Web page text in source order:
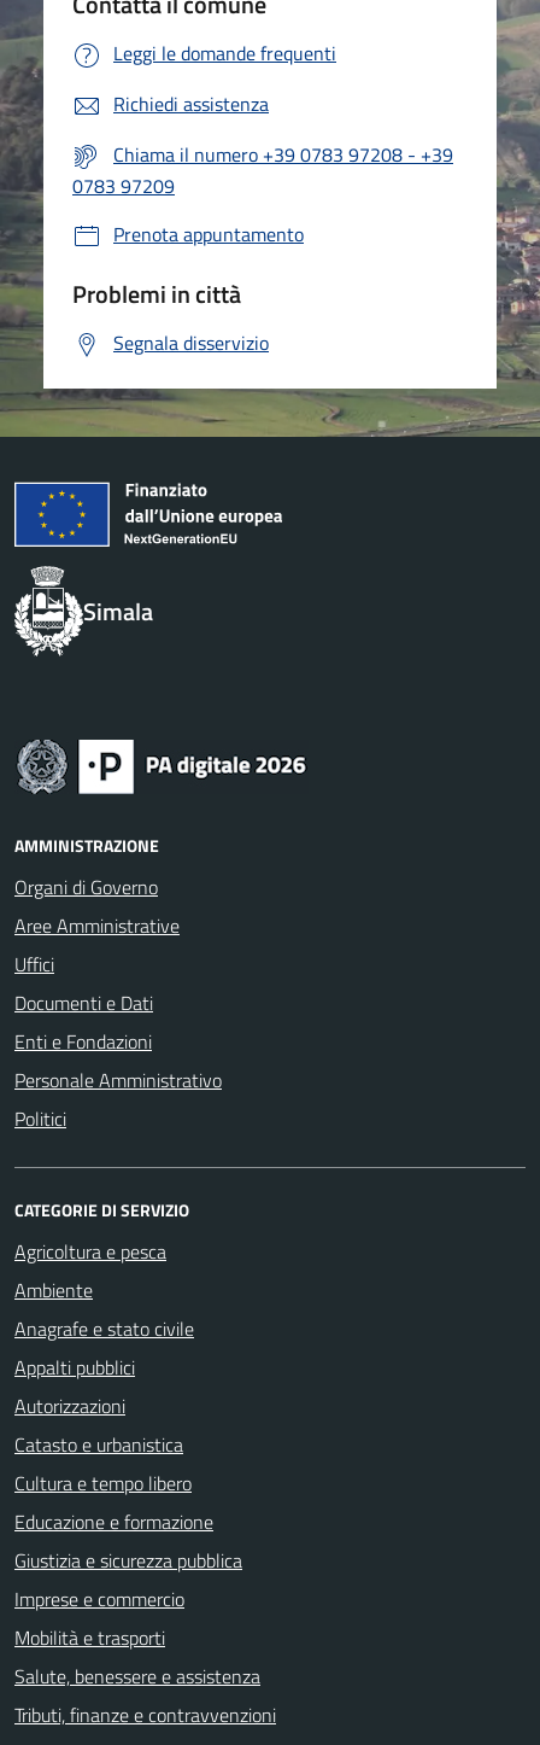
Leggi le domande frequenti
Richiedi assistenza
Chiama il numero +39 0783 97208 - +39
0783 97209
Prenota appuntamento
Problemi in città
Segnala disservizio
Simala
AMMINISTRAZIONE
Organi di Governo
Aree Amministrative
Uffici
Documenti e Dati
Enti e Fondazioni
Personale Amministrativo
Politici
CATEGORIE DI SERVIZIO
Agricoltura e pesca
Ambiente
Anagrafe e stato civile
Appalti pubblici
Autorizzazioni
Catasto e urbanistica
Cultura e tempo libero
Educazione e formazione
Giustizia e sicurezza pubblica
Imprese e commercio
Mobilità e trasporti
Salute, benessere e assistenza
Tributi, finanze e contravvenzioni